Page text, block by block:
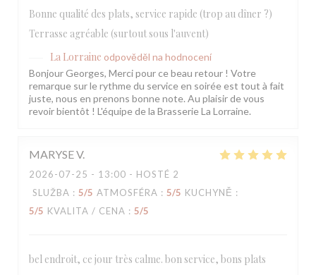
Bonne qualité des plats, service rapide (trop au dîner ?)
Terrasse agréable (surtout sous l'auvent)
La Lorraine odpověděl na hodnocení
Bonjour Georges, Merci pour ce beau retour ! Votre
remarque sur le rythme du service en soirée est tout à fait
juste, nous en prenons bonne note. Au plaisir de vous
revoir bientôt ! L'équipe de la Brasserie La Lorraine.
MARYSEV
2026-07-25 - 13:00 - HOSTÉ 2
SLUŽBA : 5/5 ATMOSFÉRA : 5/5 KUCHYNĚ :
5/5 KVALITA / CENA : 5/5
bel endroit, ce jour très calme. bon service, bons plats